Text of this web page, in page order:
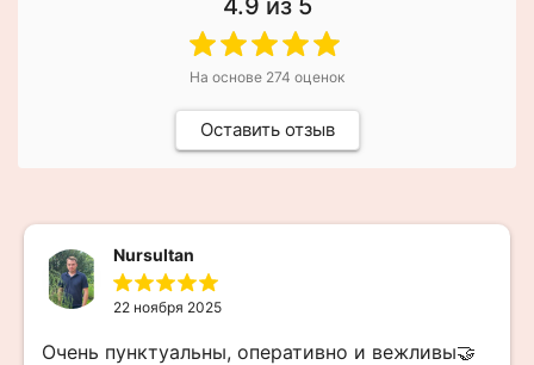
На основе 274 оценок
Оставить отзыв
Nursultan
22 ноября 2025
Очень пунктуальны, оперативно и вежливы🤝